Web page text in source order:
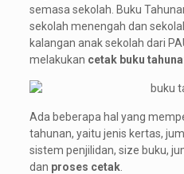
semasa sekolah. Buku
sekolah menengah dan
kalangan anak sekolah dari
melakukan cetak buku
Ada beberapa hal yang
tahunan, yaitu jenis kertas,
sistem penjilidan, size buku,
dan proses cetak.